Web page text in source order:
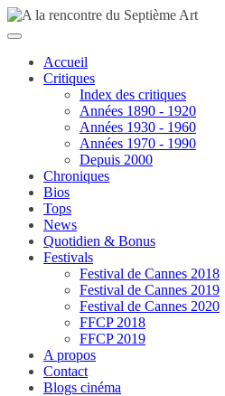
Passer
au
Accueil
Critiques
Index des critiques
Années 1890 - 1920
Années 1930 - 1960
Années 1970 - 1990
Depuis 2000
Chroniques
Bios
Tops
News
Quotidien & Bonus
Festivals
Festival de Cannes 2018
Festival de Cannes 2019
Festival de Cannes 2020
FFCP 2018
FFCP 2019
A propos
Contact
Blogs cinéma